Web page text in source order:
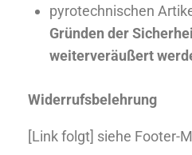
pyrotechnischen
Gründen der
weiterveräußert
Widerrufsbelehrung
[Link folgt] siehe Footer-